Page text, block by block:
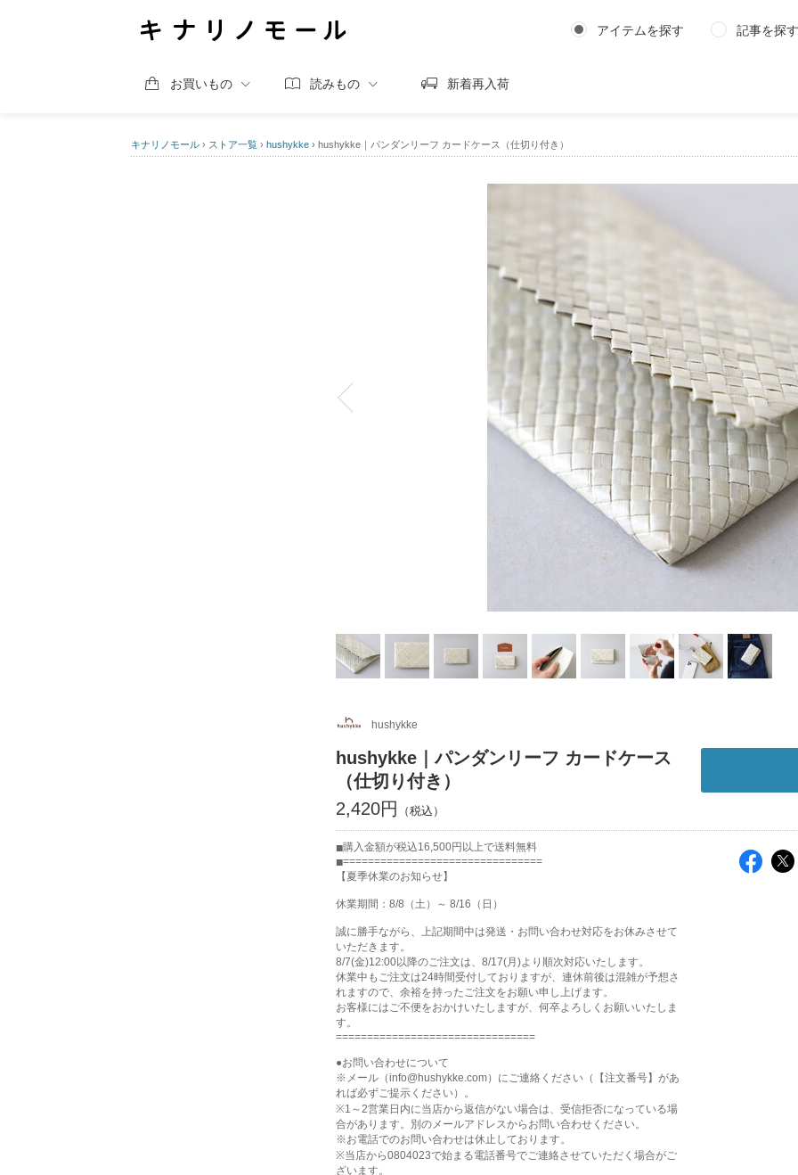
アイテムを探す 記事を探す
お買いもの 読みもの 新着再入荷
キナリノモール › ストア一覧 › hushykke › hushykke｜パンダンリーフ カードケース（仕切り付き）
hushykke
hushykke｜パンダンリーフ カードケース
（仕切り付き）
2,420円
購入金額が税込16,500円以上で送料無料
================================
【夏季休業のお知らせ】
休業期間：8/8（土）～ 8/16（日）
誠に勝手ながら、上記期間中は発送・お問い合わせ対応をお休みさせて
いただきます。
8/7(金)12:00以降のご注文は、8/17(月)より順次対応いたします。
休業中もご注文は24時間受付しておりますが、連休前後は混雑が予想さ
れますので、余裕を持ったご注文をお願い申し上げます。
お客様にはご不便をおかけいたしますが、何卒よろしくお願いいたしま
す。
================================
●お問い合わせについて
※メール（info@hushykke.com）にご連絡ください（【注文番号】があ
れば必ずご提示ください）。
※1～2営業日内に当店から返信がない場合は、受信拒否になっている場
合があります。別のメールアドレスからお問い合わせください。
※お電話でのお問い合わせは休止しております。
※当店から0804023で始まる電話番号でご連絡させていただく場合がご
ざいます。